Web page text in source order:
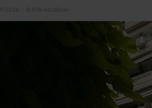
2016 8.458 vizualizari